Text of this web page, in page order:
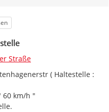
Straße
( Haltestelle :
60 km/h "